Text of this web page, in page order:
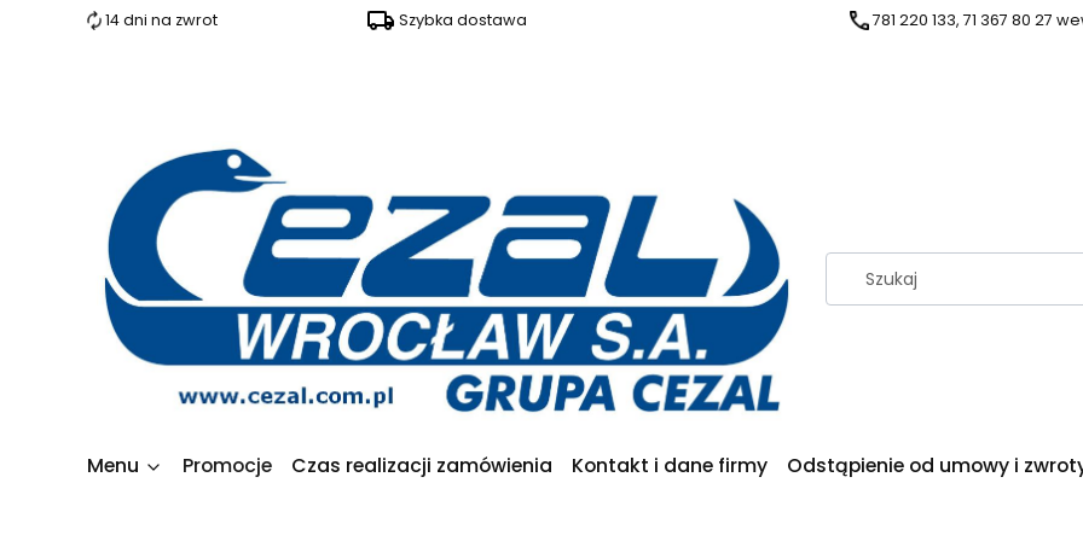
14 dni na zwrot Szybka dostawa 781 220 133, 71 367 80 27
Menu Promocje Czas realizacji zamówienia Kontakt i dane firmy Odstąpienie od umowy i